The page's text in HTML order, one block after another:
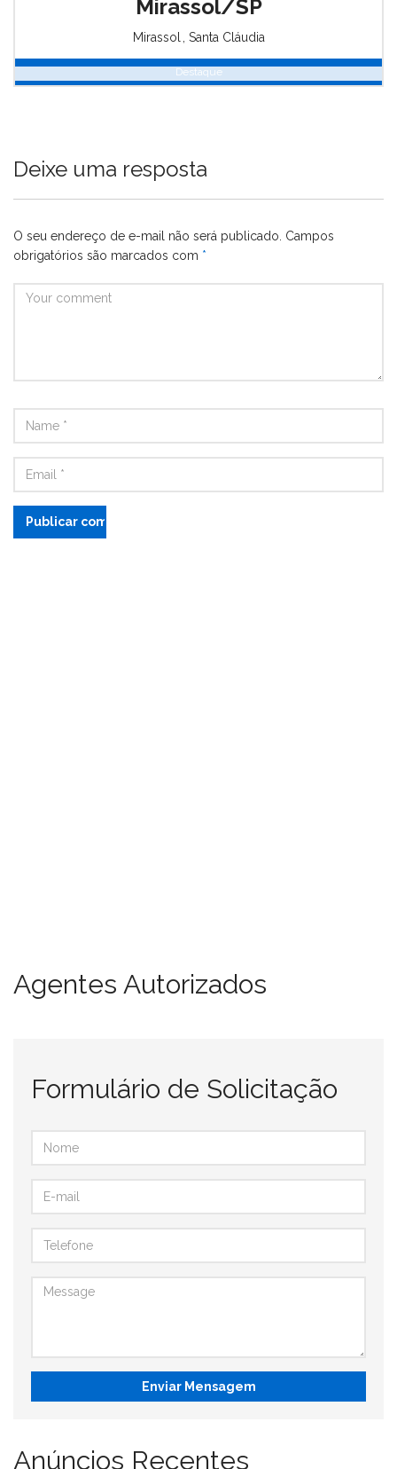
Mirassol/SP
Mirassol Santa Cláudia
Destaque
Deixe uma resposta
O seu endereço de e-mail não será publicado. Campos
obrigatórios são marcados com *
Agentes Autorizados
Formulário de Solicitação
Enviar Mensagem
Anúncios Recentes